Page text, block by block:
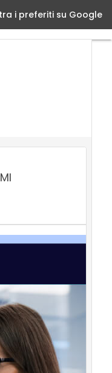
i preferiti su Google
marcia: «In